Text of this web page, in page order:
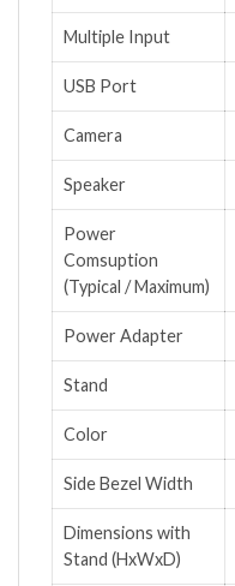
Multiple Input
USB Port
Camera
Speaker
Power
Comsuption
(Typical / Maximum)
Power Adapter
Stand
Color
Side Bezel Width
Dimensions with
Stand (HxWxD)